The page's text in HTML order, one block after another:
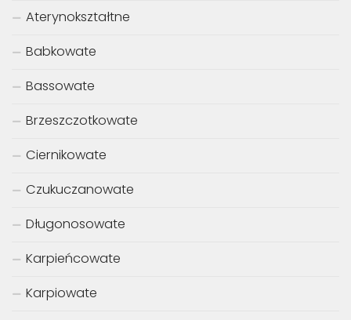
Aterynokształtne
Babkowate
Bassowate
Brzeszczotkowate
Ciernikowate
Czukuczanowate
Długonosowate
Karpieńcowate
Karpiowate